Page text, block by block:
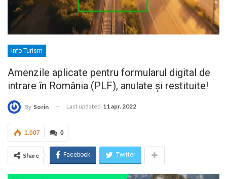
Info Turism
Amenzile aplicate pentru formularul digital de
intrare în România (PLF), anulate și restituite!
By Sorin Last updated 11 apr. 2022
0
1.007
Share Facebook Twitter